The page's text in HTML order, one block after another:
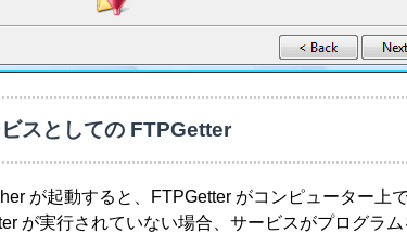
スとしての FTPGetter
が起動すると、FTPGetter がコンピューター上
が実行されていない場合、サービスがプログラム